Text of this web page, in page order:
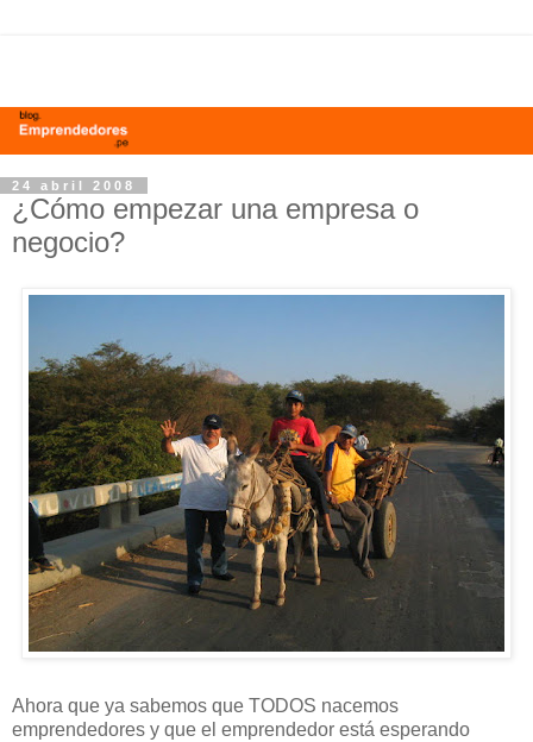
24 abril 2008
¿Cómo empezar una empresa o
negocio?
Ahora que ya sabemos que TODOS nacemos
emprendedores y que el emprendedor está esperando